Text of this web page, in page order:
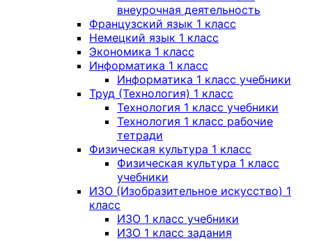
внеурочная деятельность
Французский язык 1 класс
Немецкий язык 1 класс
Экономика 1 класс
Информатика 1 класс
Информатика 1 класс учебники
Труд (Технология) 1 класс
Технология 1 класс учебники
Технология 1 класс рабочие
тетради
Физическая культура 1 класс
Физическая культура 1 класс
учебники
ИЗО (Изобразительное искусство) 1
класс
ИЗО 1 класс учебники
ИЗО 1 класс задания